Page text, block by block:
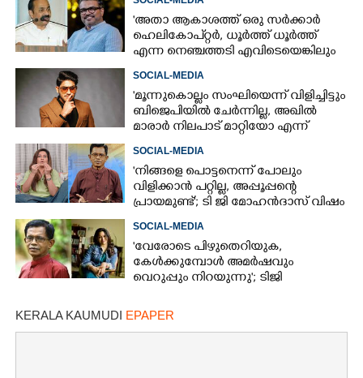
'അതാ ആകാശത്ത് ഒരു സർക്കാർ
ഹെലികോപ്റ്റർ, ധൂർത്ത് ധൂർത്ത്
എന്ന നെഞ്ചത്തടി എവിടെയെങ്കിലും
SOCIAL-MEDIA
'മൂന്നുകൊല്ലം സംഘിയെന്ന് വിളിച്ചിട്ടും
ബിജെപിയിൽ ചേർന്നില്ല, അഖിൽ
മാരാർ നിലപാട് മാറ്റിയോ എന്ന്
SOCIAL-MEDIA
'നിങ്ങളെ പൊട്ടനെന്ന് പോലും
വിളിക്കാൻ പറ്റില്ല, അപ്പൂപ്പന്റെ
പ്രായമുണ്ട്'; ടി ജി മോഹൻദാസ് വിഷം
SOCIAL-MEDIA
'വേരോടെ പിഴുതെറിയുക,
കേൾക്കുമ്പോൾ അമർഷവും
വെറുപ്പും നിറയുന്നു'; ടിജി
മേനോൻ
KERALA KAUMUDI EPAPER
Copy Link